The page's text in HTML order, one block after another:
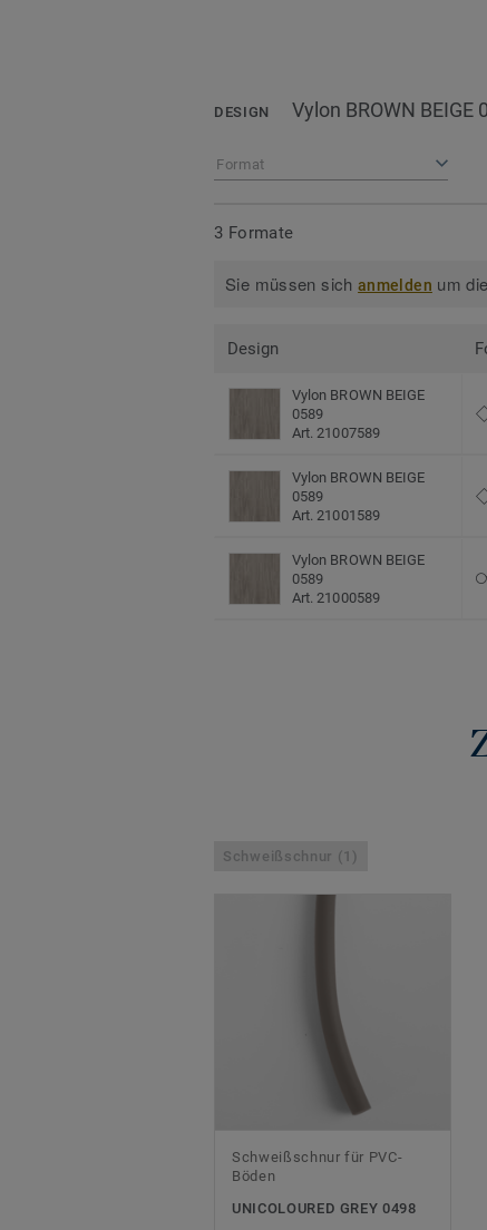
DESIGN Vylon BROWN BEIGE
Format
3 Formate
Sie müssen sichanmelden um
Design
Vylon BROWN BEIGE
0589
Art. 21007589
Vylon BROWN BEIGE
0589
Art. 21001589
Vylon BROWN BEIGE
0589
Art. 21000589
Schweißschnur (1)
Schweißschnur für PVC-
Böden
UNICOLOURED GREY 0498